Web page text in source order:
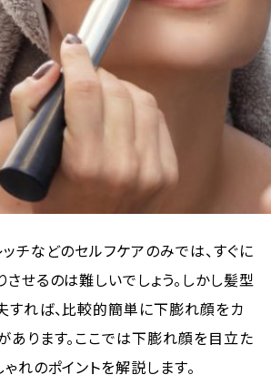
チなどのセルフケアのみでは、すぐに
せるのは難しいでしょう。しかし髪型
すれば、比較的簡単に下膨れ顔をカ
あります。ここでは下膨れ顔を目立た
れのポイントを解説します。